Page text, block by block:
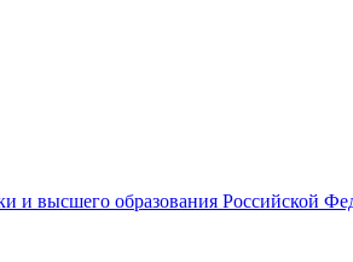
и высшего образования Российской